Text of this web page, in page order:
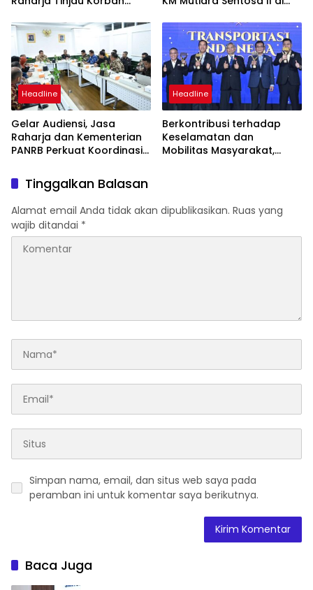
Sentosa II
Headline
Gelar Audiensi, Jasa
Raharja dan Kementerian
PANRB Perkuat Koordinasi
dan SWDKLLJ
Headline
Berkontribusi terhadap
Keselamatan dan
Mobilitas Masyarakat,
Awards 2026
Tinggalkan Balasan
Alamat email Anda tidak akan dipublikasikan. Ruas yang
wajib ditandai *
Simpan nama, email, dan situs web saya pada
peramban ini untuk komentar saya berikutnya.
Baca Juga